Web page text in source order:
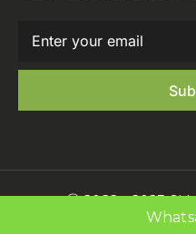
Ⓒ 2022 - 2023